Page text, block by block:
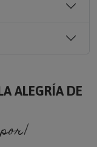
ALEGRÍA DE
soy